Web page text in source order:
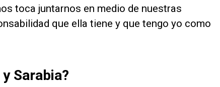
toca juntarnos en medio de nuestras
que ella tiene y que tengo yo como
Sarabia?